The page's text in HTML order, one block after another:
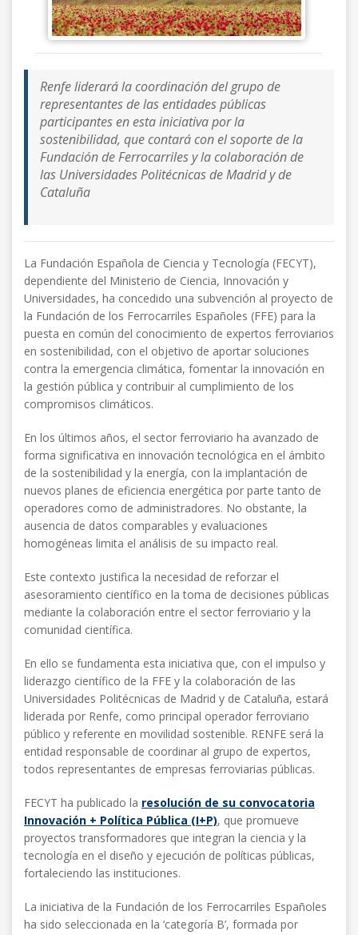
Renfe liderará la coordinación del grupo de
representantes de las entidades públicas
participantes en esta iniciativa por la
sostenibilidad, que contará con el soporte de la
Fundación de Ferrocarriles y la colaboración de
las Universidades Politécnicas de Madrid y de
Cataluña
La Fundación Española de Ciencia y Tecnología (FECYT),
dependiente del Ministerio de Ciencia, Innovación y
Universidades, ha concedido una subvención al proyecto de
la Fundación de los Ferrocarriles Españoles (FFE) para la
puesta en común del conocimiento de expertos ferroviarios
en sostenibilidad, con el objetivo de aportar soluciones
contra la emergencia climática, fomentar la innovación en
la gestión pública y contribuir al cumplimiento de los
compromisos climáticos.
En los últimos años, el sector ferroviario ha avanzado de
forma significativa en innovación tecnológica en el ámbito
de la sostenibilidad y la energía, con la implantación de
nuevos planes de eficiencia energética por parte tanto de
operadores como de administradores. No obstante, la
ausencia de datos comparables y evaluaciones
homogéneas limita el análisis de su impacto real.
Este contexto justifica la necesidad de reforzar el
asesoramiento científico en la toma de decisiones públicas
mediante la colaboración entre el sector ferroviario y la
comunidad científica.
En ello se fundamenta esta iniciativa que, con el impulso y
liderazgo científico de la FFE y la colaboración de las
Universidades Politécnicas de Madrid y de Cataluña, estará
liderada por Renfe, como principal operador ferroviario
público y referente en movilidad sostenible. RENFE será la
entidad responsable de coordinar al grupo de expertos,
todos representantes de empresas ferroviarias públicas.
FECYT ha publicado la resolución de su convocatoria
Innovación + Política Pública (I+P), que promueve
proyectos transformadores que integran la ciencia y la
tecnología en el diseño y ejecución de políticas públicas,
fortaleciendo las instituciones.
La iniciativa de la Fundación de los Ferrocarriles Españoles
ha sido seleccionada en la ‘categoría B’, formada por